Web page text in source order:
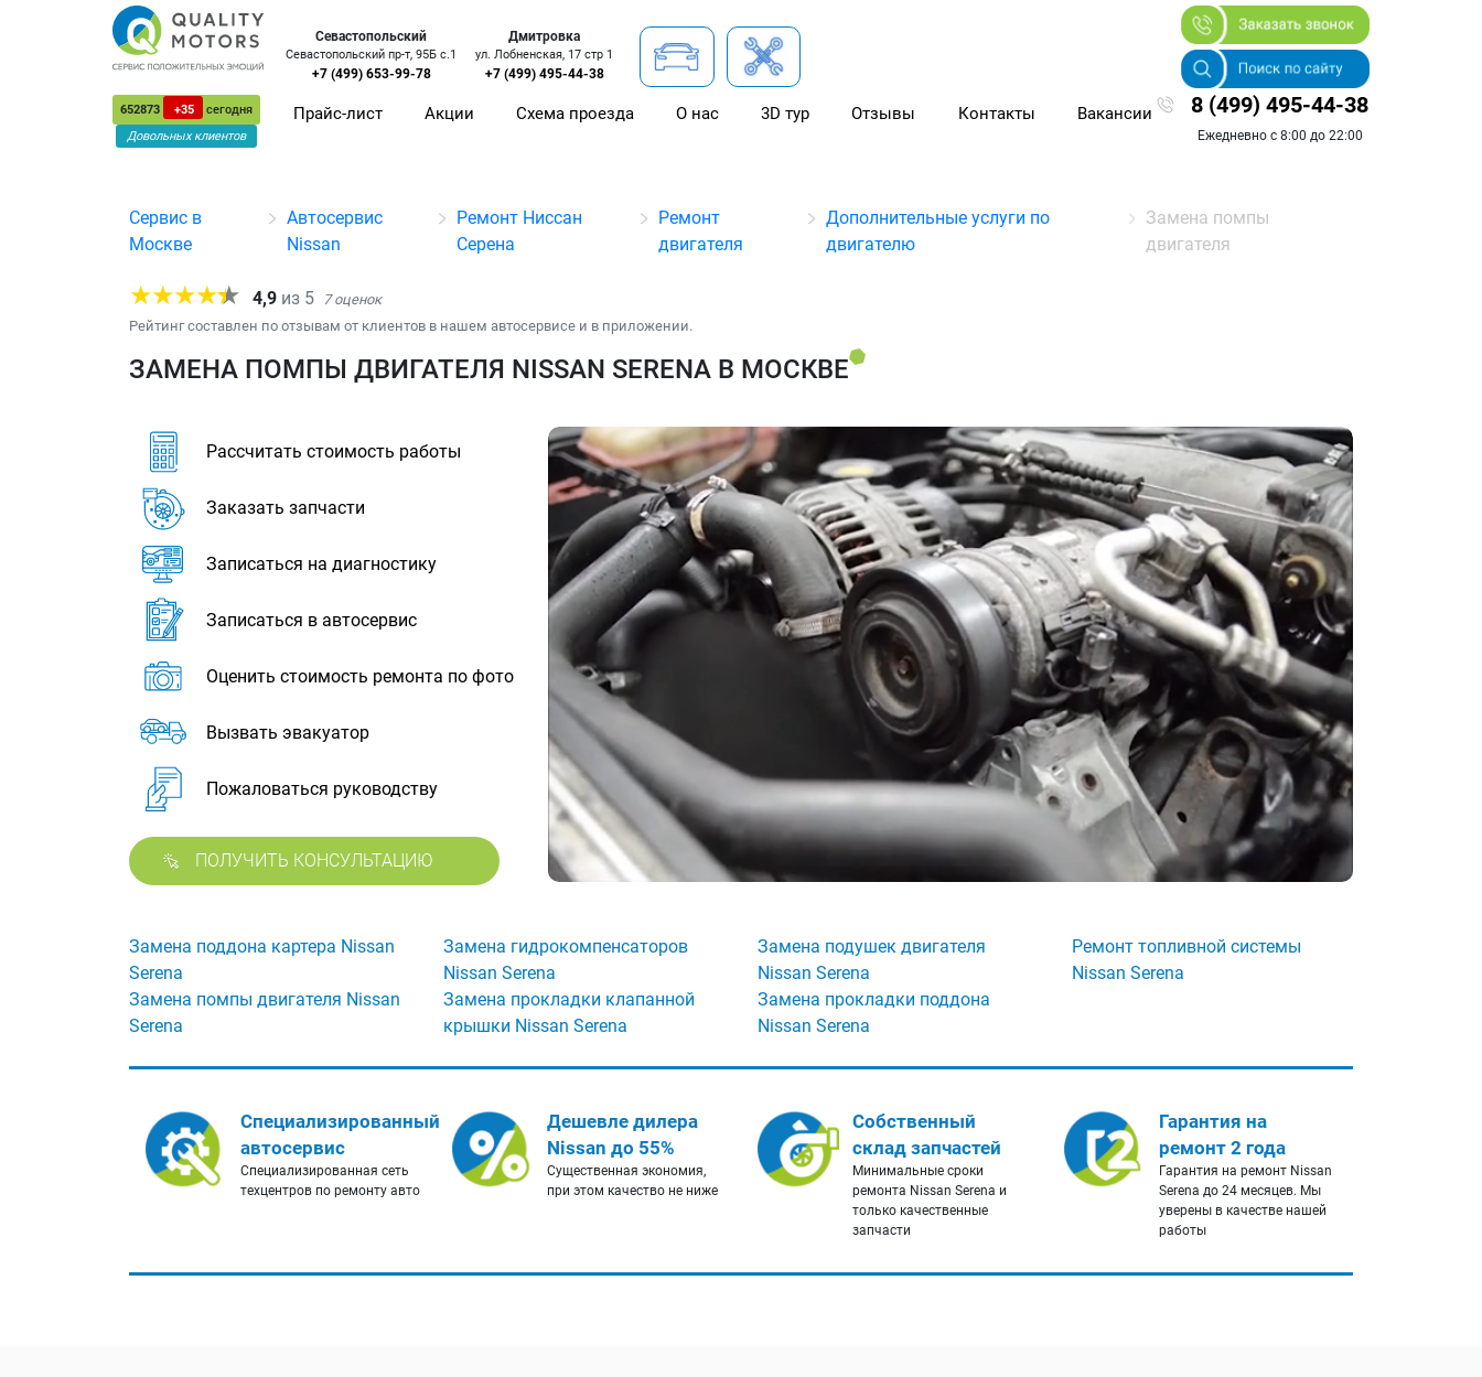
652873 +35
сегодня
Довольных клиентов
Севастопольский
Севастопольский пр-т, 95Б с.1
+7 (499) 653-99-78
Дмитровка
ул. Лобненская, 17 стр 1
+7 (499) 495-44-38
Прайс-лист Акции Схема проезда О нас 3D тур Отзывы Контакты Вакансии 8 (499) 495-44-38
Ежедневно с 8:00 до 22:00
Сервис в
Москве
Автосервис
Nissan
Ремонт Ниссан
Серена
Ремонт
двигателя
Дополнительные услуги по
двигателю
Замена помпы
двигателя
4,9 из 5 7оценок
Рейтинг составлен по отзывам от клиентов в нашем автосервисе и в приложении.
ЗАМЕНА ПОМПЫ ДВИГАТЕЛЯ NISSAN SERENA В МОСКВЕ
Рассчитать стоимость работы
Заказать запчасти
Записаться на диагностику
Записаться в автосервис
Оценить стоимость ремонта по фото
Вызвать эвакуатор
Пожаловаться руководству
ПОЛУЧИТЬ КОНСУЛЬТАЦИЮ
Замена поддона картера Nissan
Serena
Замена гидрокомпенсаторов
Nissan Serena
Замена подушек двигателя
Nissan Serena
Ремонт топливной системы
Nissan Serena
Замена помпы двигателя Nissan
Serena
Замена прокладки клапанной
крышки Nissan Serena
Замена прокладки поддона
Nissan Serena
Специализированный
автосервис
Специализированная сеть
техцентров по ремонту авто
Дешевле дилера
Nissan до 55%
Существенная экономия,
при этом качество не ниже
Собственный
склад запчастей
Минимальные сроки
ремонта Nissan Serena и
только качественные
запчасти
Гарантия на
ремонт 2 года
Гарантия на ремонт Nissan
Serena до 24 месяцев. Мы
уверены в качестве нашей
работы